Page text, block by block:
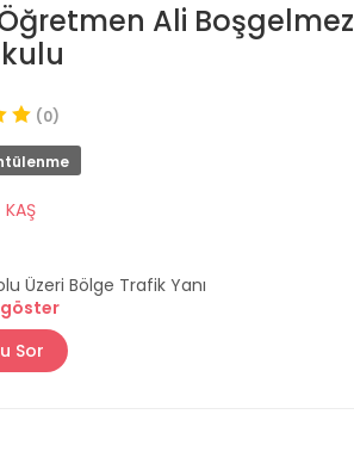
Ali Boşgelmez
(0)
KAŞ
Üzeri Bölge Trafik Yanı
Sor